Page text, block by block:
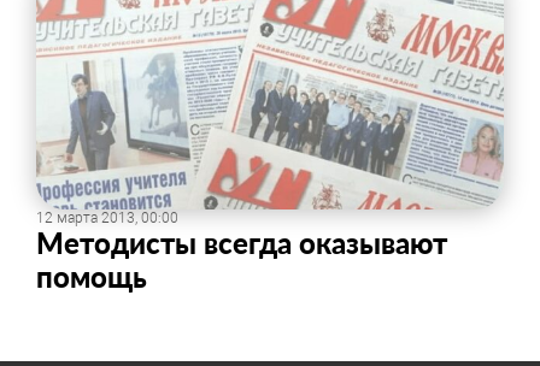
12 марта 2013, 00:00
Методисты всегда оказывают
помощь